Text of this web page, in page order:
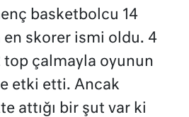
basketbolcu 14
en skorer ismi oldu. 4
top çalmayla oyunun
etki etti. Ancak
attığı bir şut var ki